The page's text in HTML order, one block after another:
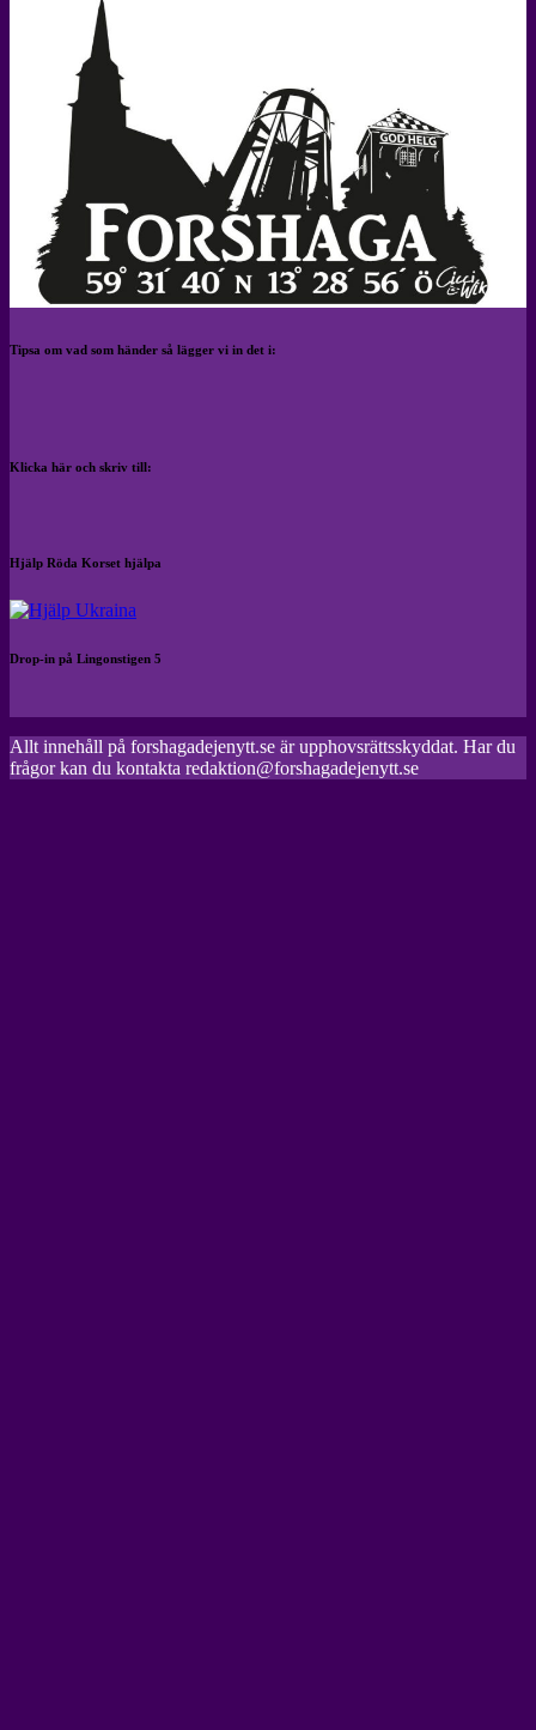
Tipsa om vad som händer så lägger vi in det i:
Klicka här och skriv till:
Hjälp Röda Korset hjälpa
Drop-in på Lingonstigen 5
Allt innehåll på forshagadejenytt.se är upphovsrättsskyddat. Har du
frågor kan du kontakta redaktion@forshagadejenytt.se